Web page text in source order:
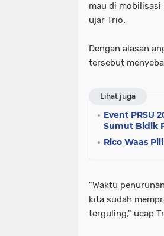
mau di mobilisasi
ujar Trio.
Dengan alasan
tersebut
Lihat juga
Event PRSU
Sumut Bidik
Rico Waas
"Waktu
kita sudah
terguling," ucap